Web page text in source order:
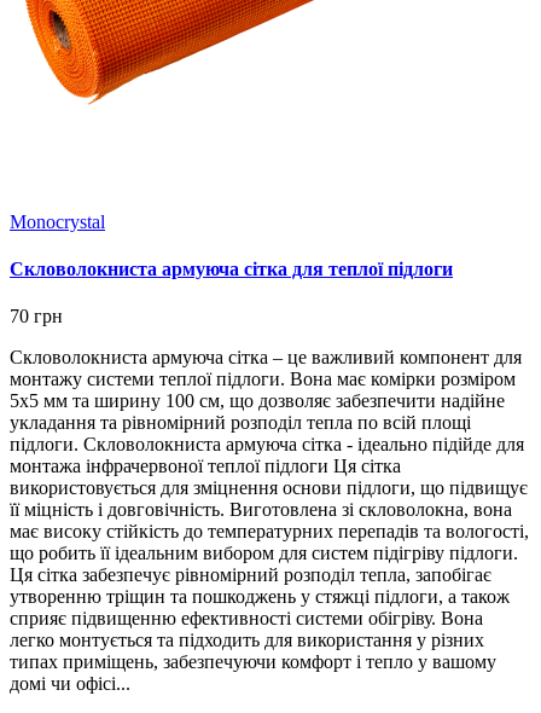
Monocrystal
Скловолокниста армуюча сітка для теплої підлоги
70 грн
Скловолокниста армуюча сітка – це важливий компонент для
монтажу системи теплої підлоги. Вона має комірки розміром
5х5 мм та ширину 100 см, що дозволяє забезпечити надійне
укладання та рівномірний розподіл тепла по всій площі
підлоги. Скловолокниста армуюча сітка - ідеально підійде для
монтажа інфрачервоної теплої підлоги Ця сітка
використовується для зміцнення основи підлоги, що підвищує
її міцність і довговічність. Виготовлена зі скловолокна, вона
має високу стійкість до температурних перепадів та вологості,
що робить її ідеальним вибором для систем підігріву підлоги.
Ця сітка забезпечує рівномірний розподіл тепла, запобігає
утворенню тріщин та пошкоджень у стяжці підлоги, а також
сприяє підвищенню ефективності системи обігріву. Вона
легко монтується та підходить для використання у різних
типах приміщень, забезпечуючи комфорт і тепло у вашому
домі чи офісі...